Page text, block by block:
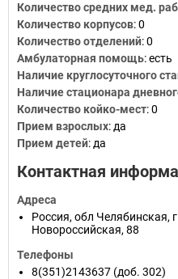
Количество средних мед.
Количество корпусов: 0
Количество отделений: 0
Амбулаторная помощь: есть
Наличие круглосуточного
Наличие стационара
Количество койко-мест: 0
Прием взрослых: да
Прием детей: да
Контактная
Адреса
Россия, обл Челябинская,
Новороссийская, 88
Телефоны
8(351)2143637 (доб. 302)